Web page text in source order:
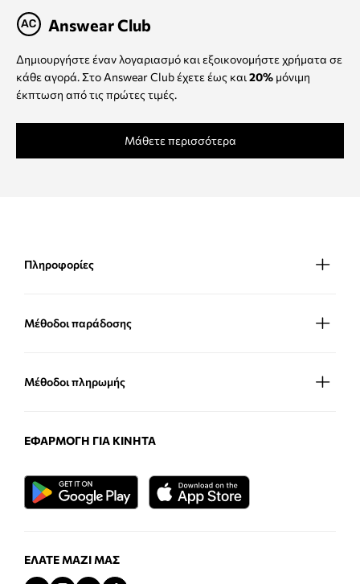
Answear Club
Δημιουργήστε έναν λογαριασμό και εξοικονομήστε χρήματα σε
κάθε αγορά. Στο Answear Club έχετε έως και 20% μόνιμη
έκπτωση από τις πρώτες τιμές.
Μάθετε περισσότερα
Πληροφορίες
Μέθοδοι παράδοσης
Μέθοδοι πληρωμής
ΕΦΑΡΜΟΓΉ ΓΙΑ ΚΙΝΗΤΆ
ΕΛΆΤΕ ΜΑΖΊ ΜΑΣ